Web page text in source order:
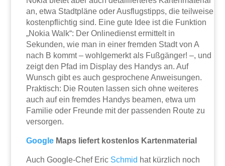
an, etwa Stadtpläne oder Ausflugstipps, die teilweise
kostenpflichtig sind. Eine gute Idee ist die Funktion
„Nokia Walk“: Der Onlinedienst ermittelt in
Sekunden, wie man in einer fremden Stadt von A
nach B kommt – wohlgemerkt als Fußgänger! –, und
zeigt den Pfad im Display des Handys an. Auf
Wunsch gibt es auch gesprochene Anweisungen.
Praktisch: Die Routen lassen sich ohne weiteres
auch auf ein fremdes Handys beamen, etwa um
Familie oder Freunde mit der passenden Route zu
versorgen.
Google Maps liefert kostenlos Kartenmaterial
Auch Google-Chef Eric Schmid hat kürzlich noch